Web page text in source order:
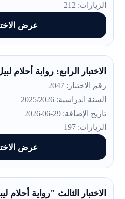
الزيارات: 212
عرض
الاختبار الرابع: رواية أحلام
رقم الاختبار: 2047
السنة الدراسية: 2025/2026
تاريخ الإضافة: 29-06-2026
الزيارات: 197
عرض
الاختبار الثالث "رواية أحلام